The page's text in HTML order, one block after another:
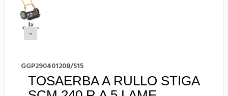
GGP290401208/S15
TOSAERBA A RULLO STIGA